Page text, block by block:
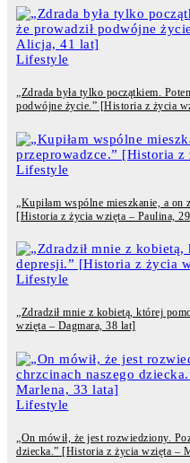
Lifestyle
„Zdrada była tylko początkiem.
podwójne życie.” [Historia z życia
Lifestyle
„Kupiłam wspólne mieszkanie, a
[Historia z życia wzięta – Paulina,
Lifestyle
„Zdradził mnie z kobietą, której
wzięta – Dagmara, 38 lat]
Lifestyle
„On mówił, że jest rozwiedziony.
dziecka.” [Historia z życia wzięta –